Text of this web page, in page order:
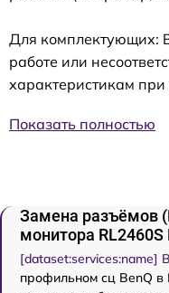
Для комплектующих:
работе или
характеристикам
Показать полностью
Замена разъёмов
монитора RL2460S
[dataset:services:name]
профильном сц BenQ